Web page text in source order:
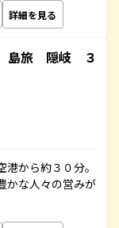
詳細を見る
島旅 隠岐 ３
から約３０分。
かな人々の営みが